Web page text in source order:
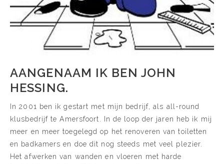
AANGENAAM IK BEN JOHN
HESSING.
In 2001 ben ik gestart met mijn bedrijf, als all-round
klusbedrijf te Amersfoort. In de loop der jaren heb ik mij
meer en meer toegelegd op het renoveren van toiletten
en badkamers en doe dit nog steeds met veel plezier.
Het afwerken van wanden en vloeren met harde